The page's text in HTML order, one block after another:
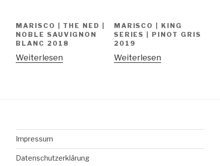
MARISCO | THE NED |
NOBLE SAUVIGNON
BLANC 2018
Weiterlesen
MARISCO | KING
SERIES | PINOT GRIS
2019
Weiterlesen
Impressum
Datenschutzerklärung